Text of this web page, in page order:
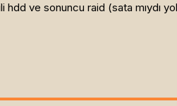
ve sonuncu raid (sata mıydı